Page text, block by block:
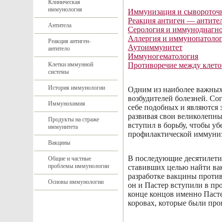
Клиническая
иммунология
Антитела
Реакция антиген-
антитело
Клетки иммунной
системы
История иммунологии
Иммунохимия
Продукты на страже
иммунитета
Вакцины
Общие и частные
проблемы иммунологии
Основы иммунологии
Иммунизация и
Реакция антиген —
Серология и
Аллергия и
Аутоиммунитет
Иммуногематология
Противоречие между
Одним из наиболее
возбудителей болезней.
себе подобных и
развивая свои
вступил в борьбу, чтобы
профилактической
В последующие
ставивших целью найти
разработке вакцины
он и Пастер вступили в
конце концов именно
коровах, которые были